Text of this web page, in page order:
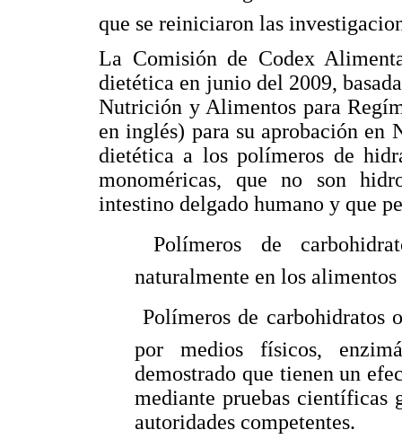
que se reiniciaron las
La Comisión de Codex
dietética en junio del 2009,
Nutrición y Alimentos para
en inglés) para su aprobación en
dietética a los polímeros de
monoméricas, que no son
intestino delgado humano y que
 Polímeros de
naturalmente en los
 Polímeros de
por medios físicos,
demostrado que tienen un
mediante pruebas científicas
autoridades competentes.